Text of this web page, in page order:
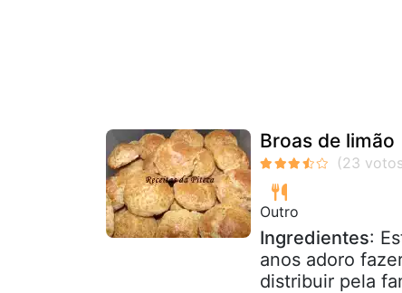
Broas de limão
Outro
Ingredientes:
anos adoro
distribuir pela